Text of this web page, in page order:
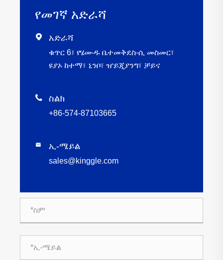
የመገኛ አድራሻ
 አድራሻ
ቁጥር 6፣ የሄሙዱ ቤተመቅደስ-ሲ መስመር፣
ዩያኦ ከተማ፣ ኒንቦ፣ ዠይጂያንግ፣ ቻይና
 ስልክ
+86-574-87103665
 ኢ-ሜይል
sales@kinggle.com